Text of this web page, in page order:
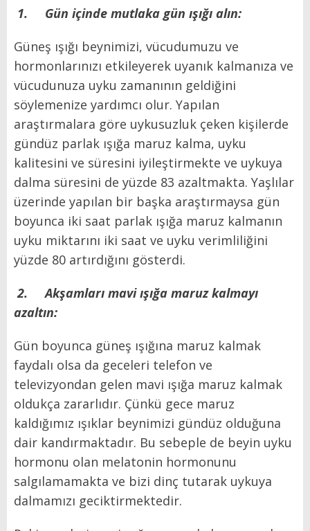
1. Gün içinde mutlaka gün ışığı alın:
Güneş ışığı beynimizi, vücudumuzu ve
hormonlarınızı etkileyerek uyanık kalmanıza ve
vücudunuza uyku zamanının geldiğini
söylemenize yardımcı olur. Yapılan
araştırmalara göre uykusuzluk çeken kişilerde
gündüz parlak ışığa maruz kalma, uyku
kalitesini ve süresini iyileştirmekte ve uykuya
dalma süresini de yüzde 83 azaltmakta. Yaşlılar
üzerinde yapılan bir başka araştırmaysa gün
boyunca iki saat parlak ışığa maruz kalmanın
uyku miktarını iki saat ve uyku verimliliğini
yüzde 80 artırdığını gösterdi.
2.Akşamları mavi ışığa maruz kalmayı
azaltın:
Gün boyunca güneş ışığına maruz kalmak
faydalı olsa da geceleri telefon ve
televizyondan gelen mavi ışığa maruz kalmak
oldukça zararlıdır. Çünkü gece maruz
kaldığımız ışıklar beynimizi gündüz olduğuna
dair kandırmaktadır. Bu sebeple de beyin uyku
hormonu olan melatonin hormonunu
salgılamamakta ve bizi dinç tutarak uykuya
dalmamızı geciktirmektedir.